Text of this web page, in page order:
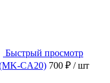
Быстрый просмотр
(MK-CA20) 700 ₽ / шт